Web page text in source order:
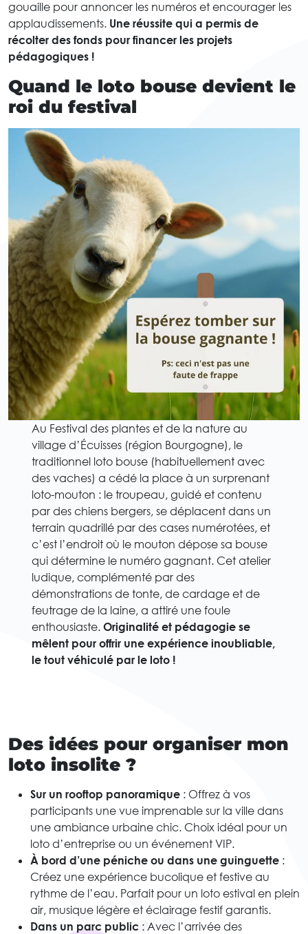
gouaille pour annoncer les numéros et encourager les
applaudissements. Une réussite qui a permis de
récolter des fonds pour financer les projets
pédagogiques !
Quand le loto bouse devient le
roi du festival
Au Festival des plantes et de la nature au
village d’Écuisses (région Bourgogne), le
traditionnel loto bouse (habituellement avec
des vaches) a cédé la place à un surprenant
loto-mouton : le troupeau, guidé et contenu
par des chiens bergers, se déplacent dans un
terrain quadrillé par des cases numérotées, et
c’est l’endroit où le mouton dépose sa bouse
qui détermine le numéro gagnant. Cet atelier
ludique, complémenté par des
démonstrations de tonte, de cardage et de
feutrage de la laine, a attiré une foule
enthousiaste. Originalité et pédagogie se
mêlent pour offrir une expérience inoubliable,
le tout véhiculé par le loto !
Des idées pour organiser mon
loto insolite ?
Sur un rooftop panoramique : Offrez à vos
participants une vue imprenable sur la ville dans
une ambiance urbaine chic. Choix idéal pour un
loto d’entreprise ou un événement VIP.
À bord d’une péniche ou dans une guinguette :
Créez une expérience bucolique et festive au
rythme de l’eau. Parfait pour un loto estival en plein
air, musique légère et éclairage festif garantis.
Dans un parc public : Avec l’arrivée des